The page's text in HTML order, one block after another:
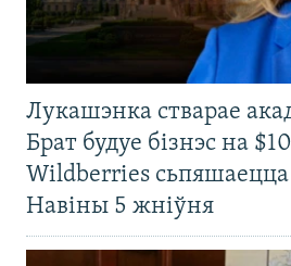
Лукашэнка стварае
Брат будуе бізнэс на
Wildberries сьпяшаецца
Навіны 5 жніўня